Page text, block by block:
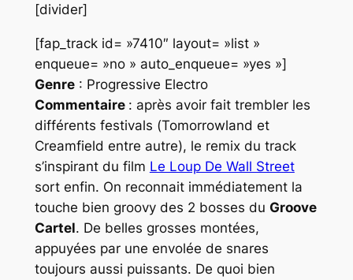
[divider]
[fap_track id= »7410″ layout= »list »
enqueue= »no » auto_enqueue= »yes »]
Genre: Progressive Electro
Commentaire : après avoir fait trembler les
différents festivals (Tomorrowland et
Creamfield entre autre), le remix du track
s’inspirant du film Le Loup De Wall Street
sort enfin. On reconnait immédiatement la
touche bien groovy des 2 bosses du Groove
Cartel. De belles grosses montées,
appuyées par une envolée de snares
toujours aussi puissants. De quoi bien